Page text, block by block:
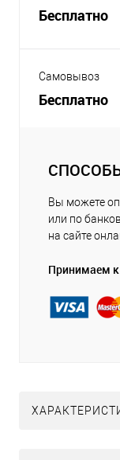
Бесплатно
Самовывоз
Бесплатно
Вы можете
или по
на сайте
Принимаем к